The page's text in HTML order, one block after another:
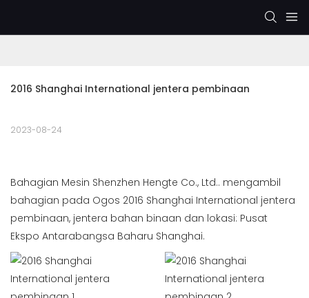
2016 Shanghai International jentera pembinaan
2023-08-24
Bahagian Mesin Shenzhen Hengte Co., Ltd.. mengambil
bahagian pada Ogos 2016 Shanghai International jentera
pembinaan, jentera bahan binaan dan lokasi: Pusat
Ekspo Antarabangsa Baharu Shanghai.